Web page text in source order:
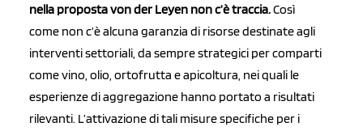
nella proposta von der Leyen non c’è traccia.Così
come non c’è alcuna garanzia di risorse destinate agli
interventi settoriali, da sempre strategici per comparti
come vino, olio, ortofrutta e apicoltura, nei quali le
esperienze di aggregazione hanno portato a risultati
rilevanti. L’attivazione di tali misure specifiche per i